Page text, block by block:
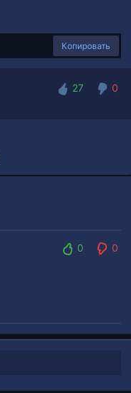
Копировать
27
0
0
0